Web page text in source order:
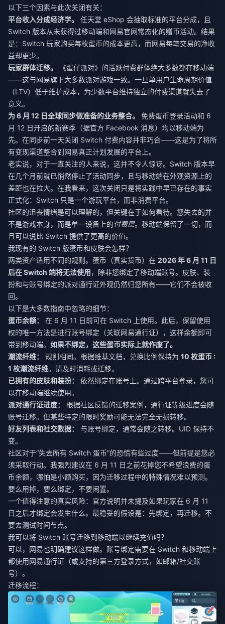
以下三个因素与此次关闭有关：
平台收入分成经济学。
任天堂 eShop 会抽取标准的平台分成，且
Switch 版本从未获得过移动端和网易官网常态化的赠币活动。结果
是：Switch 玩家购买每枚蛋币的成本更高，而网易每笔交易的净收
益却更少。
玩家群体迁移。
《蛋仔派对》的活跃付费群体绝大多数都在移动端
——这与网易旗下大多数派对游戏一致。一旦单用户生命周期价值
（LTV）低于维护成本，为少数平台维持独立的付费渠道就失去了
意义。
为 6 月 12 日全球同步做准备的业务整合。
免费蛋币登录活动和 6
月 12 日开启的新赛季（据官方 Facebook 消息）均以移动端为
先。在同步前一天关闭 Switch 付费内容并非巧合——这是为了将所
有变现渠道整合到网易真正计划发展的平台上。
老实说，对于一直关注的人来说，这并不令人惊讶。Switch 版本早
在几个月前就已悄然停止了活动同步，且与移动端在外观资源上的
差距也在拉大。在我看来，这次关闭只是将实践中早已存在的事实
正式化：Switch 只是一个游玩平台，而非消费平台。
社区的沮丧情绪是可以理解的，但关键在于如何看待。您失去的并
不是游戏本身，而是单一设备上的付费层。移动端保留了一切，而
且可以说比 Switch 提供了更高的价值。
我现有的 Switch 版蛋币和皮肤会怎样？
两类资产适用不同的规则。蛋币（真实货币）在 2026 年 6 月 11 日
后在 Switch 端将无法使用，除非您绑定了移动端账号。皮肤、装
扮和与账号绑定的派对通行证外观仍然归您所有——它们不会被收
回。
以下是大多数指南中忽略的细节：
蛋币余额：
在 6 月 11 日前可在 Switch 上使用。此后，保留使用
权的唯一方法是进行账号绑定（关联网易通行证），这样余额即可
带到移动端。 如果不绑定，这些蛋币实际上就作废了。
潮流纤维：
规则相同。根据维基文档，兑换比例保持为 10 枚蛋币 :
1 枚潮流纤维。请及时消耗或迁移。
已拥有的皮肤和装扮：
依然绑定在账号上。通过跨平台登录，您可
以在移动端继续使用。
派对通行证进度：
根据社区反馈的迁移案例，通行证等级进度会随
账号迁移。但某些特定的限时奖励可能无法完全无损转移。
好友列表和社交数据：
与账号绑定，通常会随之转移。UID 保持不
变。
社区对于“失去所有 Switch 蛋币”的恐慌有些过度——但前提是您必
须采取行动。我强烈建议在 6 月 11 日之前花掉您不希望浪费的蛋
币余额，哪怕是小额购买，因为迁移过程中的特殊情况难以预测。
要么用掉，要么绑定，不要闲置。
一个值得注意的真实风险：官方说明并未提及如果玩家在 6 月 11
日之后才绑定会发生什么。最稳妥的假设是：先绑定，再迁移。不
要去测试时间节点。
我可以将 Switch 账号迁移到移动端以继续充值吗？
可以，网易也明确建议这样做。账号绑定需要在 Switch 和移动端上
都使用网易通行证（或支持的第三方登录方式，如邮箱/社交账
号）。
迁移流程：